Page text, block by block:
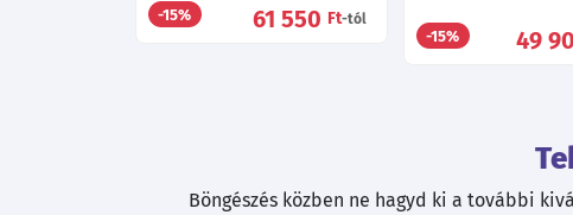
-15% 61 550 Ft-tól
-15% 49
Böngészés közben ne hagyd ki a további